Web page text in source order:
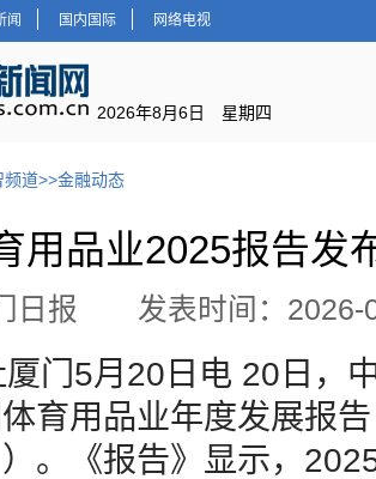
闻 国内国际 网络电视
2026年8月6日 星期四
频道>>金融动态
用品业2025报告发
门日报 发表时间：
门5月20日电 20日，
育用品业年度发展报
）。《报告》显示，